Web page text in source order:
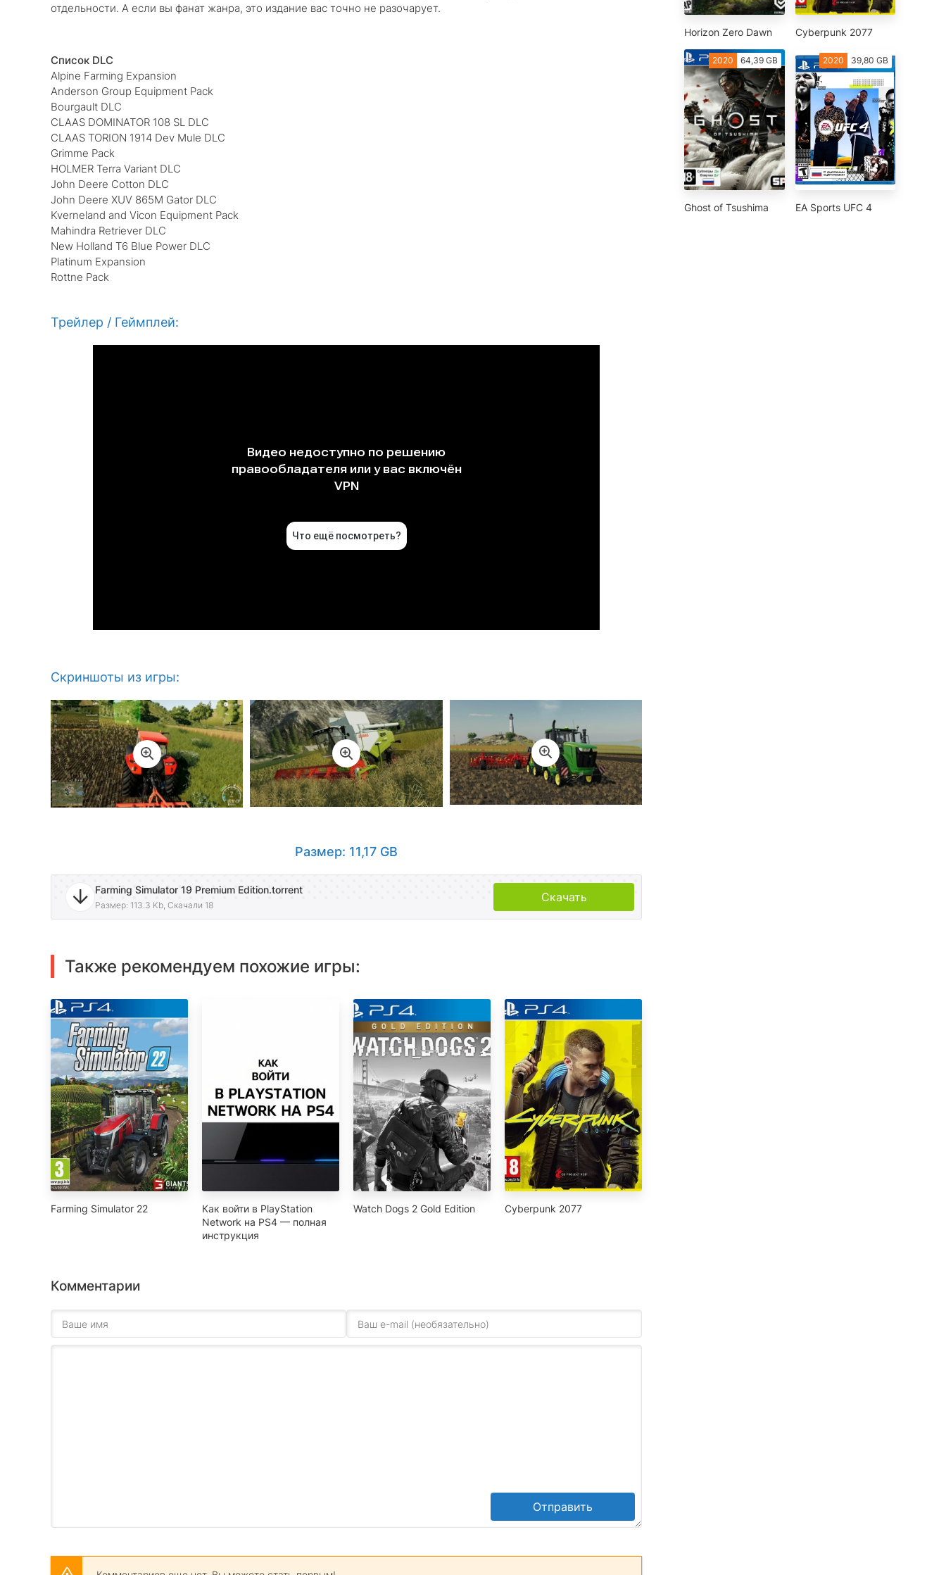
отдельности. А если вы фанат жанра, это издание вас точно не разочарует.
Список DLC
Alpine Farming Expansion
Anderson Group Equipment Pack
Bourgault DLC
CLAAS DOMINATOR 108 SL DLC
CLAAS TORION 1914 Dev Mule DLC
Grimme Pack
HOLMER Terra Variant DLC
John Deere Cotton DLC
John Deere XUV 865M Gator DLC
Kverneland and Vicon Equipment Pack
Mahindra Retriever DLC
New Holland T6 Blue Power DLC
Platinum Expansion
Rottne Pack
Трейлер / Геймплей:
Скриншоты из игры:
Размер: 11,17 GB
Farming Simulator 19 Premium Edition.torrent
Размер: 113.3 Kb, Скачали 18
Скачать
Также рекомендуем похожие игры:
Farming Simulator 22
Как войти в PlayStation
Network на PS4 — полная
инструкция
Watch Dogs 2 Gold Edition Cyberpunk 2077
Комментарии
Отправить
Horizon Zero Dawn Cyberpunk 2077
2020 64,39 GB
Ghost of Tsushima
2020 39,80 GB
EA Sports UFC 4